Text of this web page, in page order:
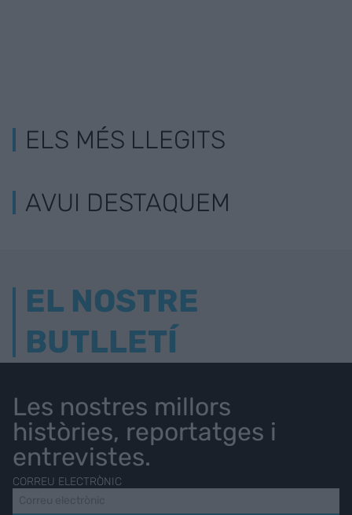
ELS MÉS LLEGITS
AVUI DESTAQUEM
EL NOSTRE
BUTLLETÍ
Les nostres millors
històries, reportatges i
entrevistes.
CORREU ELECTRÒNIC